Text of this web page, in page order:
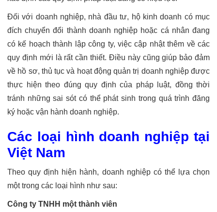
Đối với doanh nghiệp, nhà đầu tư, hộ kinh doanh có mục
đích chuyển đổi thành doanh nghiệp hoặc cá nhân đang
có kế hoạch thành lập công ty, việc cập nhật thêm về các
quy định mới là rất cần thiết. Điều này cũng giúp bảo đảm
về hồ sơ, thủ tục và hoạt động quản trị doanh nghiệp được
thực hiện theo đúng quy định của pháp luật, đồng thời
tránh những sai sót có thể phát sinh trong quá trình đăng
ký hoặc vận hành doanh nghiệp.
Các loại hình doanh nghiệp tại
Việt Nam
Theo quy định hiện hành, doanh nghiệp có thể lựa chọn
một trong các loại hình như sau:
Công ty TNHH một thành viên